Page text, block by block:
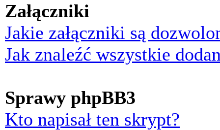
Załączniki
Jakie załączniki są
Jak znaleźć wszystkie
Sprawy phpBB3
Kto napisał ten skrypt?